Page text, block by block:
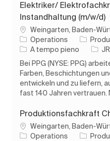
Elektriker/
Instandhaltung (m/w/d)
Ubicazione
Weingarten, Baden-
Operations
Tipo di lavoro
A tempo pieno ID
Bei PPG (NYSE: PPG)
Farben, Beschichtungen
entwickeln und zu liefern,
fast 140 Jahren vertrauen.
Produktionsfachkraft
Ubicazione
Weingarten, Baden-
Operations